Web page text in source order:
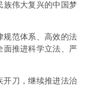
族伟大复兴的中国梦
规范体系、高效的法
面推进科学立法、严
开刀，继续推进法治